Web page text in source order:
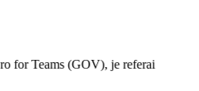
for Teams (GOV), je referai